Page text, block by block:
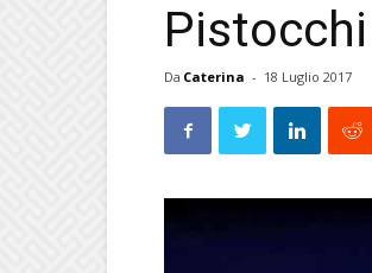
Da Caterina - 18 Luglio 2017